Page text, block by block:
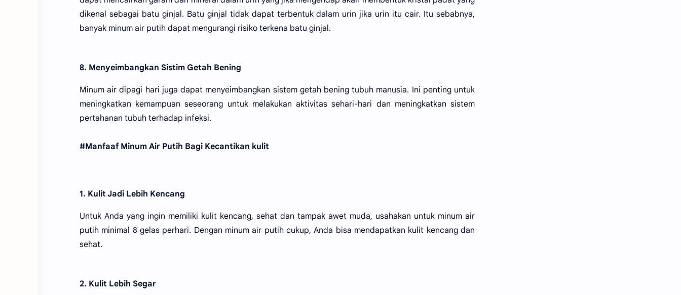
dikenal sebagai batu ginjal. Batu ginjal tidak dapat terbentuk dalam urin jika urin itu cair. Itu sebabnya,
banyak minum air putih dapat mengurangi risiko terkena batu ginjal.
8. Menyeimbangkan Sistim Getah Bening
Minum air dipagi hari juga dapat menyeimbangkan sistem getah bening tubuh manusia. Ini penting untuk
meningkatkan kemampuan seseorang untuk melakukan aktivitas sehari-hari dan meningkatkan sistem
pertahanan tubuh terhadap infeksi.
#Manfaaf Minum Air Putih Bagi Kecantikan kulit
1. Kulit Jadi Lebih Kencang
Untuk Anda yang ingin memiliki kulit kencang, sehat dan tampak awet muda, usahakan untuk minum air
putih minimal 8 gelas perhari. Dengan minum air putih cukup, Anda bisa mendapatkan kulit kencang dan
sehat.
2. Kulit Lebih Segar